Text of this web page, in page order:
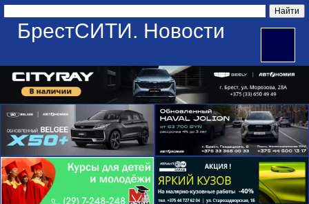
БрестСИТИ. Новости